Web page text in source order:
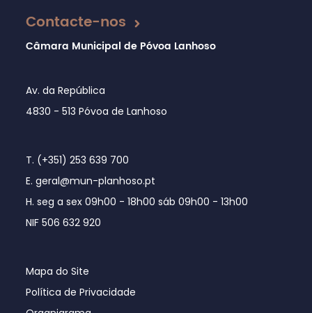
Contacte-nos
Câmara Municipal de Póvoa Lanhoso
Av. da República
4830 - 513 Póvoa de Lanhoso
T. (+351) 253 639 700
E. geral@mun-planhoso.pt
H. seg a sex 09h00 - 18h00 sáb 09h00 - 13h00
NIF 506 632 920
Mapa do Site
Política de Privacidade